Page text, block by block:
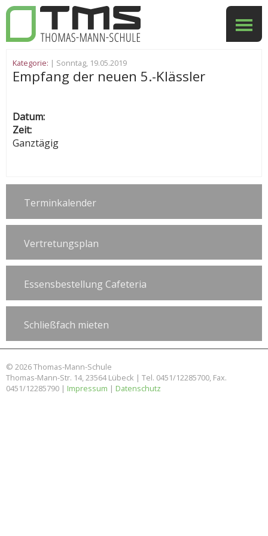
Kategorie: | Sonntag, 19.05.2019
Empfang der neuen 5.-Klässler
Datum:
Zeit:
Ganztägig
Terminkalender
Vertretungsplan
Essensbestellung Cafeteria
Schließfach mieten
© 2026 Thomas-Mann-Schule
Thomas-Mann-Str. 14, 23564 Lübeck | Tel. 0451/12285700, Fax.
0451/12285790 | Impressum | Datenschutz